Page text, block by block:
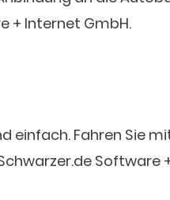
+ Internet GmbH.
Fahren Sie
Software